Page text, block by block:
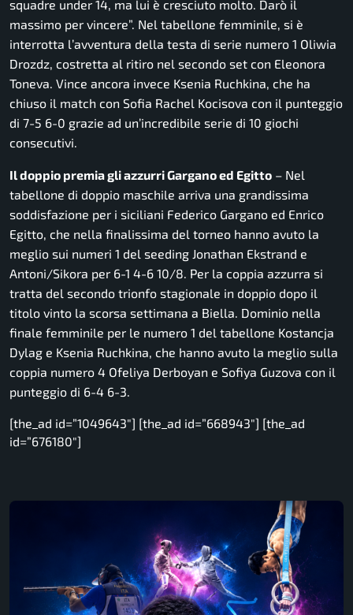
squadre under 14, ma lui è cresciuto molto. Darò il
massimo per vincere”. Nel tabellone femminile, si è
interrotta l’avventura della testa di serie numero 1 Oliwia
Drozdz, costretta al ritiro nel secondo set con Eleonora
Toneva. Vince ancora invece Ksenia Ruchkina, che ha
chiuso il match con Sofia Rachel Kocisova con il punteggio
di 7-5 6-0 grazie ad un’incredibile serie di 10 giochi
consecutivi.
Il doppio premia gli azzurri Gargano ed Egitto – Nel
tabellone di doppio maschile arriva una grandissima
soddisfazione per i siciliani Federico Gargano ed Enrico
Egitto, che nella finalissima del torneo hanno avuto la
meglio sui numeri 1 del seeding Jonathan Ekstrand e
Antoni/Sikora per 6-1 4-6 10/8. Per la coppia azzurra si
tratta del secondo trionfo stagionale in doppio dopo il
titolo vinto la scorsa settimana a Biella. Dominio nella
finale femminile per le numero 1 del tabellone Kostancja
Dylag e Ksenia Ruchkina, che hanno avuto la meglio sulla
coppia numero 4 Ofeliya Derboyan e Sofiya Guzova con il
punteggio di 6-4 6-3.
[the_ad id=”1049643″] [the_ad id=”668943″] [the_ad
id=”676180″]